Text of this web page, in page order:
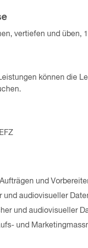
vertiefen und üben,
können die
und
und audiovisueller
und audiovisueller
und